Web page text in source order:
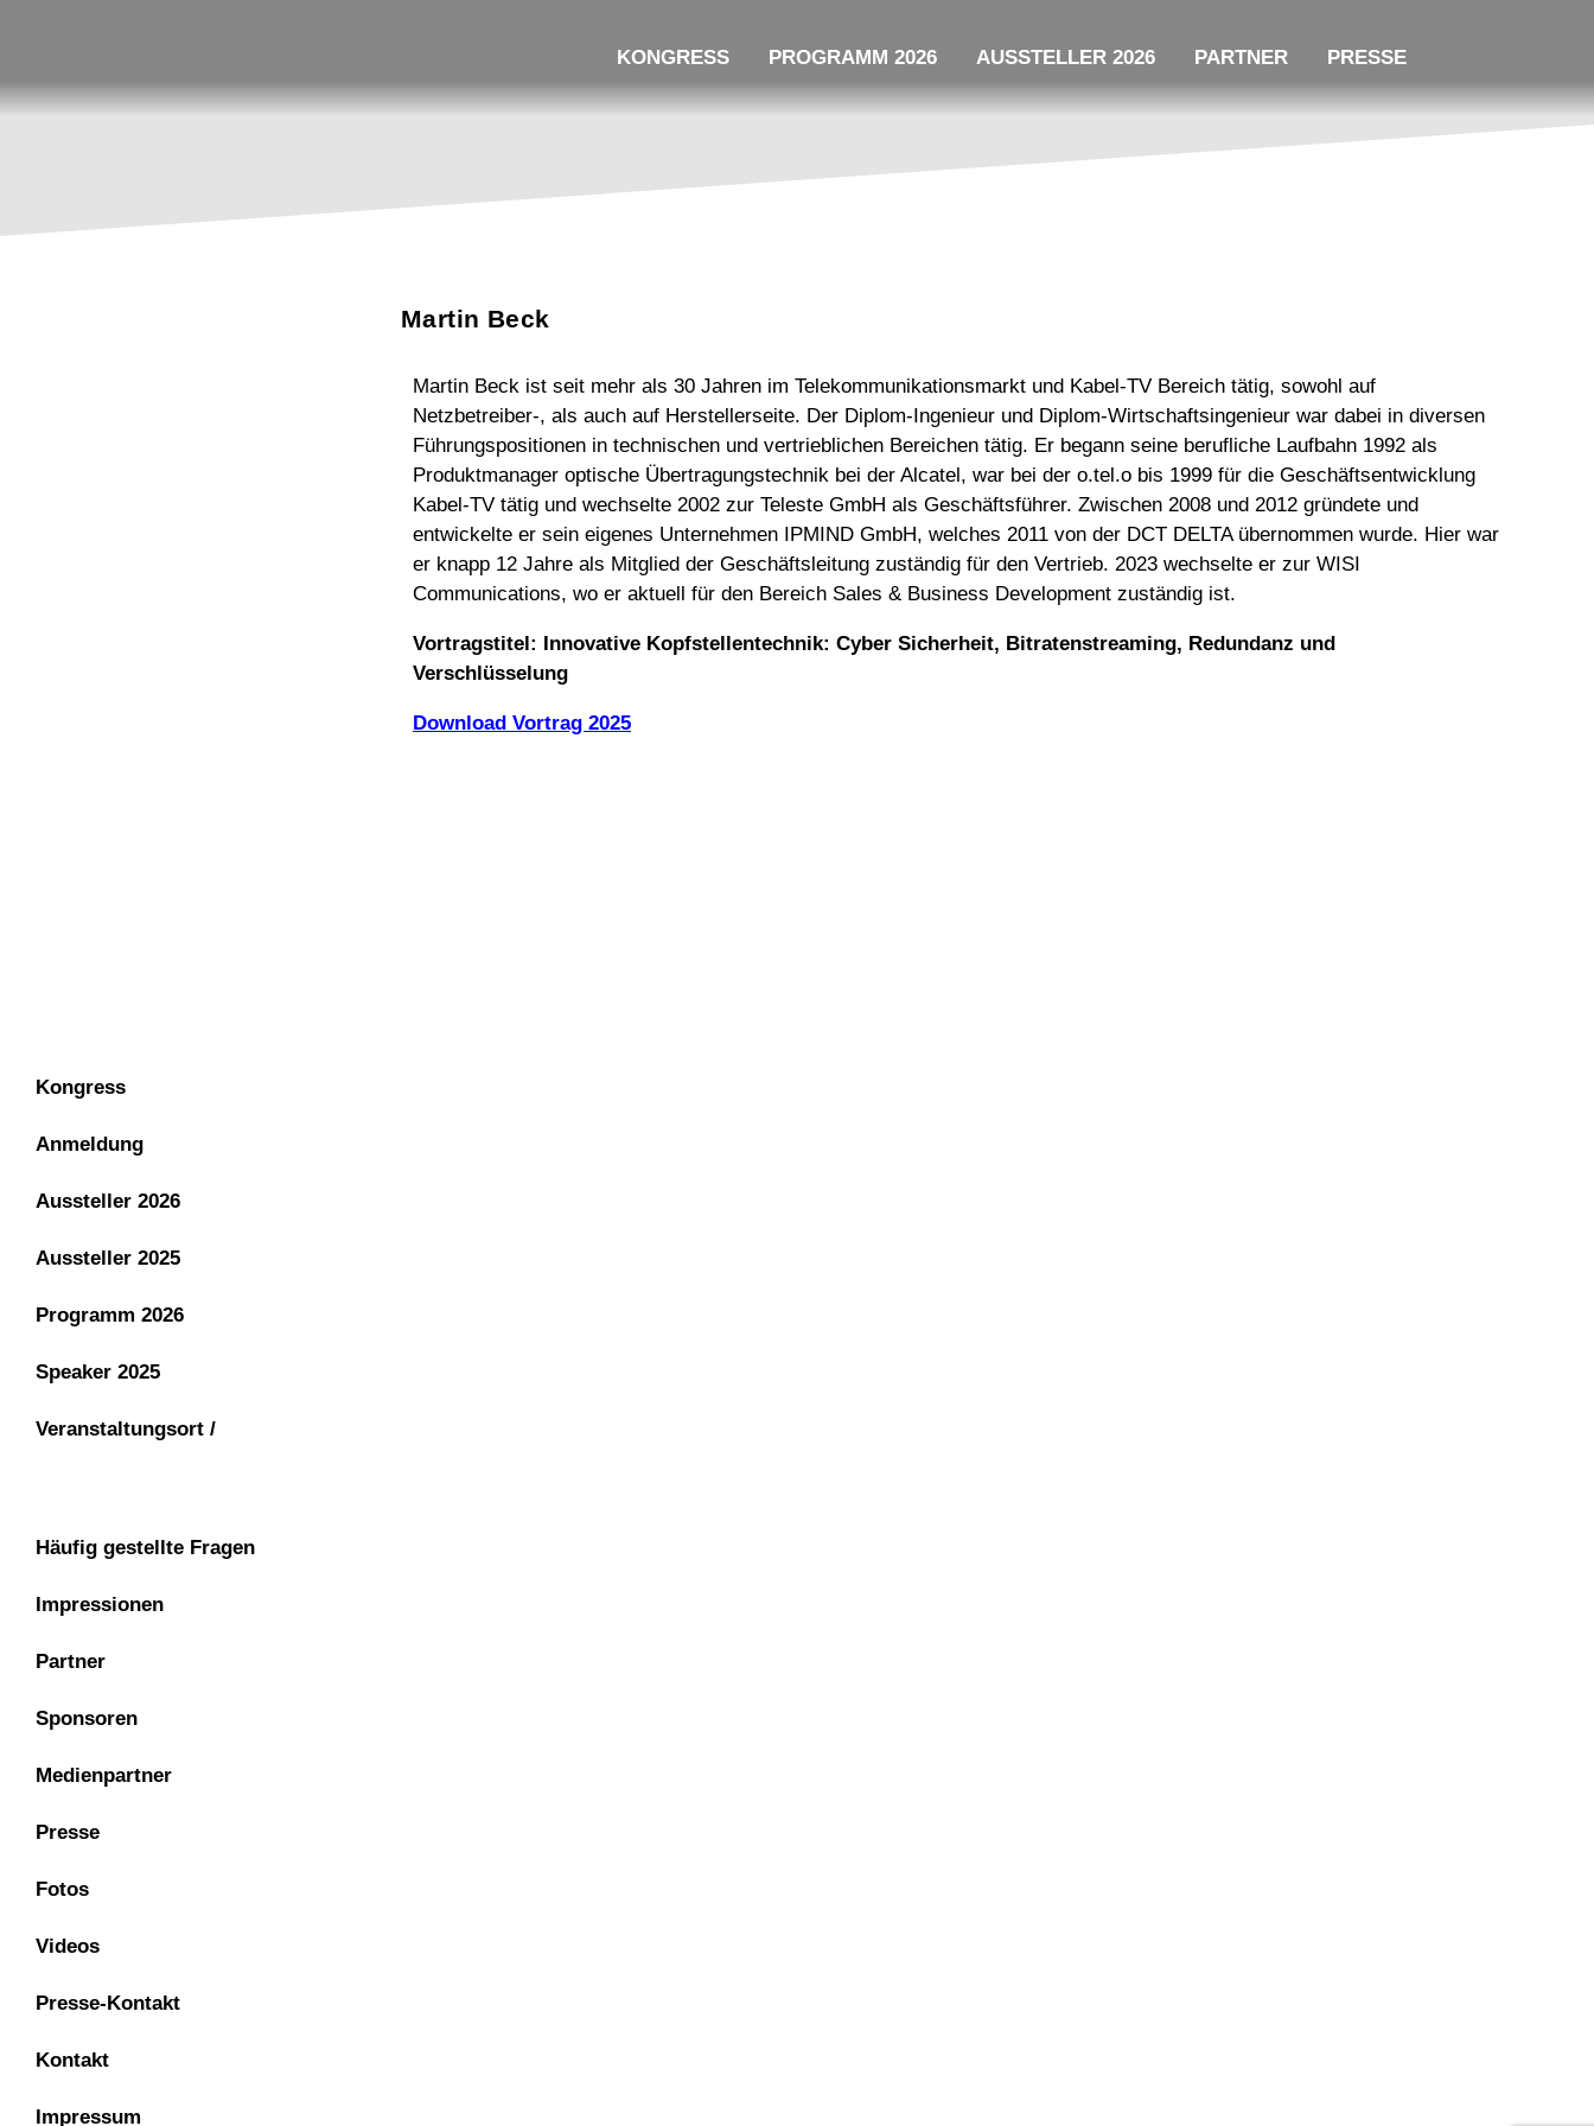
KONGRESS PROGRAMM 2026 AUSSTELLER 2026 PARTNER PRESSE
Martin Beck
Martin Beck ist seit mehr als 30 Jahren im Telekommunikationsmarkt und Kabel-TV Bereich tätig, sowohl auf
Netzbetreiber-, als auch auf Herstellerseite. Der Diplom-Ingenieur und Diplom-Wirtschaftsingenieur war dabei in diversen
Führungspositionen in technischen und vertrieblichen Bereichen tätig. Er begann seine berufliche Laufbahn 1992 als
Produktmanager optische Übertragungstechnik bei der Alcatel, war bei der o.tel.o bis 1999 für die Geschäftsentwicklung
Kabel-TV tätig und wechselte 2002 zur Teleste GmbH als Geschäftsführer. Zwischen 2008 und 2012 gründete und
entwickelte er sein eigenes Unternehmen IPMIND GmbH, welches 2011 von der DCT DELTA übernommen wurde. Hier war
er knapp 12 Jahre als Mitglied der Geschäftsleitung zuständig für den Vertrieb. 2023 wechselte er zur WISI
Communications, wo er aktuell für den Bereich Sales & Business Development zuständig ist.
Vortragstitel: Innovative Kopfstellentechnik: Cyber Sicherheit, Bitratenstreaming, Redundanz und
Verschlüsselung
Download Vortrag 2025
Kongress
Anmeldung
Aussteller 2026
Aussteller 2025
Programm 2026
Speaker 2025
Veranstaltungsort /
Häufig gestellte Fragen
Impressionen
Partner
Sponsoren
Medienpartner
Presse
Fotos
Videos
Presse-Kontakt
Kontakt
Impressum